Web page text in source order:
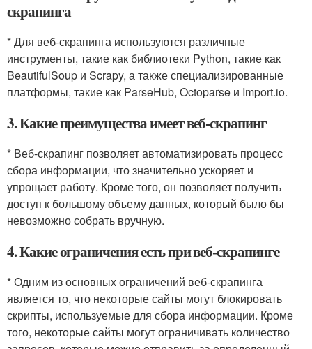
скрапинга
* Для веб-скрапинга используются различные
инструменты, такие как библиотеки Python, такие как
BeautifulSoup и Scrapy, а также специализированные
платформы, такие как ParseHub, Octoparse и Import.io.
3. Какие преимущества имеет веб-скрапинг
* Веб-скрапинг позволяет автоматизировать процесс
сбора информации, что значительно ускоряет и
упрощает работу. Кроме того, он позволяет получить
доступ к большому объему данных, который было бы
невозможно собрать вручную.
4. Какие ограничения есть при веб-скрапинге
* Одним из основных ограничений веб-скрапинга
является то, что некоторые сайты могут блокировать
скрипты, используемые для сбора информации. Кроме
того, некоторые сайты могут ограничивать количество